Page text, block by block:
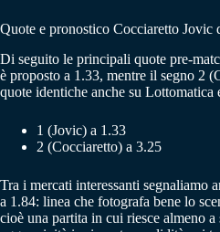
Quote e pronostico Cocciaretto Jovic
Di seguito le principali quote pre-
è proposto a 1.33, mentre il segno 2
quote identiche anche su Lottomatica
1 (Jovic) a 1.33
2 (Cocciaretto) a 3.25
Tra i mercati interessanti segnaliamo
a 1.84: linea che fotografa bene lo
cioè una partita in cui riesce almeno a